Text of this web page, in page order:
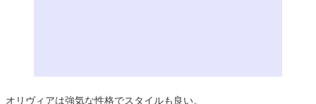
オリヴィアは強気な性格でスタイルも良い。